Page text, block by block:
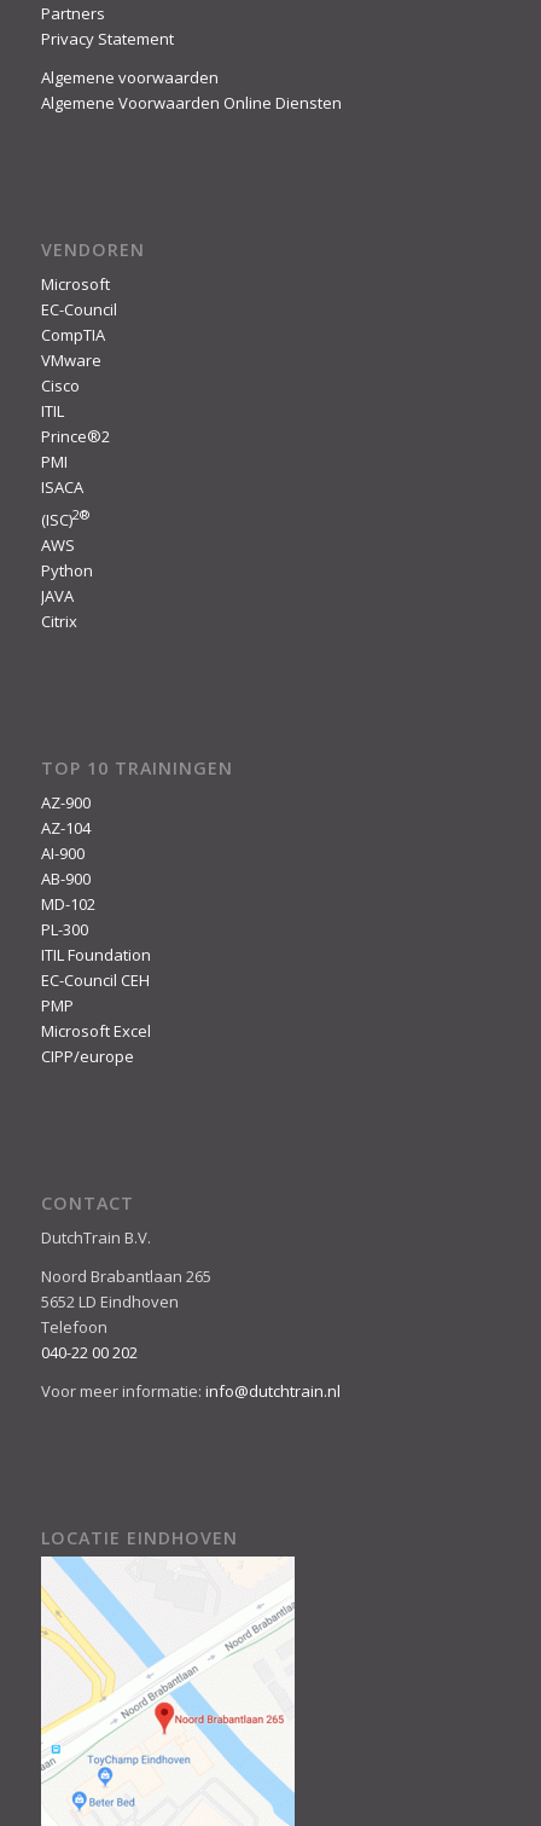
Partners
Privacy Statement
Algemene voorwaarden
Algemene Voorwaarden Online Diensten
VENDOREN
Microsoft
EC-Council
CompTIA
VMware
Cisco
ITIL
Prince®2
PMI
ISACA
(ISC)2®
AWS
Python
JAVA
Citrix
TOP 10 TRAININGEN
AZ-900
AZ-104
AI-900
AB-900
MD-102
PL-300
ITIL Foundation
EC-Council CEH
PMP
Microsoft Excel
CIPP/europe
CONTACT
DutchTrain B.V.
Noord Brabantlaan 265
5652 LD Eindhoven
Telefoon
040-22 00 202
Voor meer informatie: info@dutchtrain.nl
LOCATIE EINDHOVEN